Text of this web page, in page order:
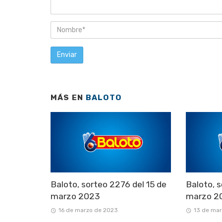
MÁS EN BALOTO
Baloto, sorteo 2276 del 15 de
marzo 2023
16 de marzo de 2023
Baloto,
marzo
13 de